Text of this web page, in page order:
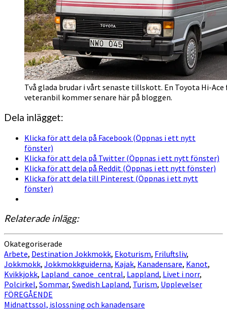
Två glada brudar i vårt senaste tillskott. En Toyota Hi-
veteranbil kommer senare här på bloggen.
Dela inlägget:
Klicka för att dela på Facebook (Öppnas i ett nytt
fönster)
Klicka för att dela på Twitter (Öppnas i ett nytt fönster)
Klicka för att dela på Reddit (Öppnas i ett nytt fönster)
Klicka för att dela till Pinterest (Öppnas i ett nytt
fönster)
Relaterade inlägg:
Okategoriserade
Arbete, Destination Jokkmokk, Ekoturism, Friluftsliv,
Jokkmokk, Jokkmokkguiderna, Kajak, Kanadensare, Kanot,
Kvikkjokk, Lapland_canoe_central, Lappland, Livet i norr,
Polcirkel, Sommar, Swedish Lapland, Turism, Upplevelser
Inläggsnavigering
FÖREGÅENDE
Midnattssol, islossning och kanadensare